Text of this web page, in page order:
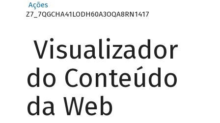
Ações
Z7_7QGCHA41LODH60A3OQA8RN1417
Visualizador
do Conteúdo
da Web